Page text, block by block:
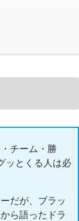
チーム・勝
ッとくる人は必
だが、ブラッ
ら語ったドラ